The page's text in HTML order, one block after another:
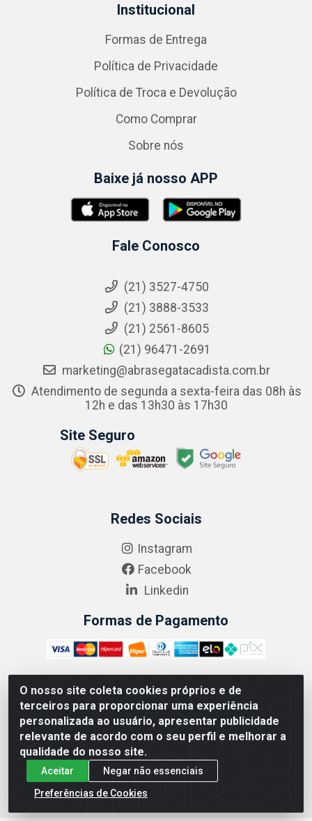
O nosso site coleta cookies próprios e de
terceiros para proporcionar uma experiência
personalizada ao usuário, apresentar publicidade
relevante de acordo com o seu perfil e melhorar a
qualidade do nosso site.
Aceitar
Negar não essenciais
Preferências de Cookies
Institucional
Formas de Entrega
Política de Privacidade
Política de Troca e Devolução
Como Comprar
Sobre nós
Baixe já nosso APP
Fale Conosco
(21) 3527-4750
(21) 3888-3533
(21) 2561-8605
(21) 96471-2691
marketing@abrasegatacadista.com.br
Atendimento de segunda a sexta-feira das 08h às
12h e das 13h30 às 17h30
Site Seguro
Redes Sociais
Instagram
Facebook
Linkedin
Formas de Pagamento
ABRASEG COMÉRCIO ATACADISTA LTDA - CNPJ:
10.894.768/0001-00 - Avenida Lobo Júnior, 1045 - Penha
Circular - Rio de Janeiro - RJ - CEP 21020-124